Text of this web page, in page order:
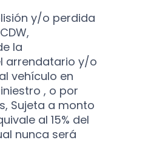
y/o perdida
la
arrendatario y/o
vehículo en
, o por
Sujeta a monto
al 15% del
nunca será